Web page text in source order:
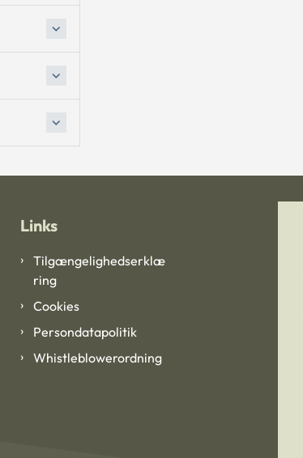
Links
Tilgængelighedserklæ
ring
Cookies
Persondatapolitik
Whistleblowerordning